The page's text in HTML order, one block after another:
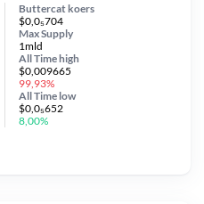
Buttercat koers
$0,0₅704
Max Supply
1mld
All Timehigh
$0,009665
99,93%
All Time low
$0,0₅652
8,00%